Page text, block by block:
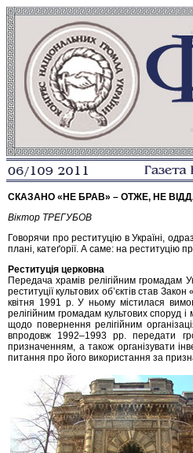
СКАЗАНО «НЕ БРАВ» – ОТЖЕ, НЕ
Віктор ТРЕГУБОВ
Говорячи про реституцію в Україні,
плані, катеґорії. А саме: на реституцію
Реституція церковна
Передача храмів релігійним
реституції культових об’єктів став
квітня 1991 р. У ньому містилася
релігійним громадам культових споруд
щодо повернення релігійним
впродовж 1992–1993 рр. передати
призначенням, а також організувати
питання про його використання за